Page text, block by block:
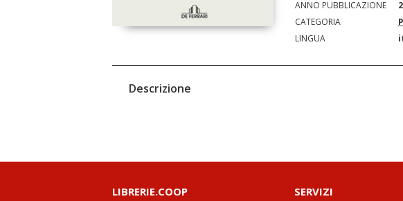
ANNO PUBBLICAZIONE
CATEGORIA
LINGUA
Descrizione
LIBRERIE.COOP SERVIZI